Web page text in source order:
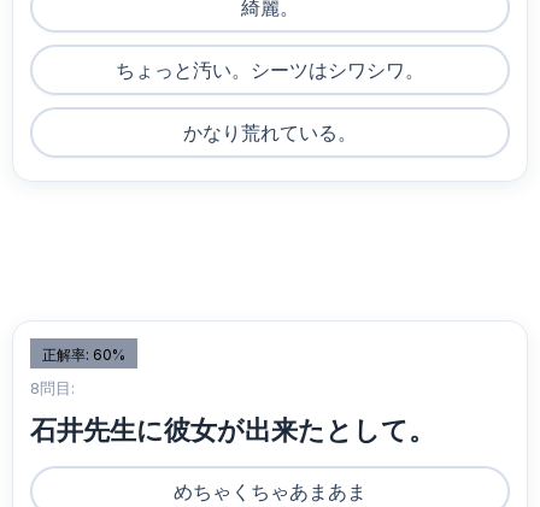
綺麗。
ちょっと汚い。シーツはシワシワ。
かなり荒れている。
正解率: 60%
8問目:
石井先生に彼女が出来たとして。
めちゃくちゃあまあま